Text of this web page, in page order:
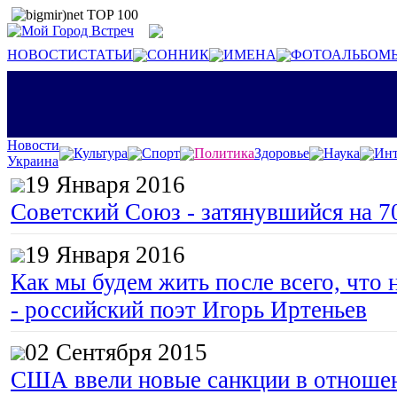
НОВОСТИСТАТЬИ СОННИК ИМЕНА
Новости
Украина
Культура Спорт ПолитикаЗдоровье Наука
19 Января 2016
Советский Союз - затянувшийся на
19 Января 2016
Как мы будем жить после всего, что
- российский поэт Игорь Иртеньев
02 Сентября 2015
США ввели новые санкции в